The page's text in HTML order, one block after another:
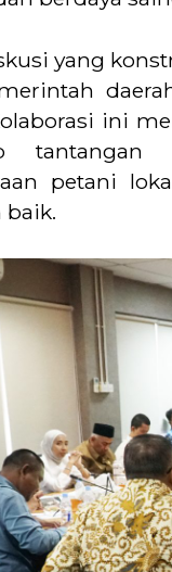
yang
ini
petani
baik.